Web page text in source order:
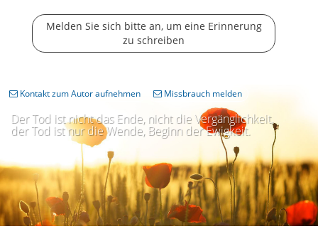
Melden Sie sich bitte an, um eine Erinnerung
zu schreiben
Der Tod ist nicht das Ende, nicht die Vergänglichkeit,
der Tod ist nur die Wende, Beginn der Ewigkeit.
Kontakt zum Autor aufnehmen Missbrauch melden